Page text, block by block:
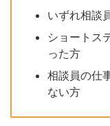
いずれ相談
ショートス
った方
相談員の仕
ない方